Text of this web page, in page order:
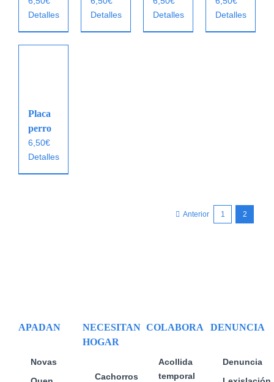
Detalles
Detalles
Detalles
Detalles
Placa
perro
6,50€
Detalles
Anterior 1 2
APADAN
Novas
NECESITAN
HOGAR
Cachorros
COLABORA
Acollida
temporal
DENUNCIA
Denuncia